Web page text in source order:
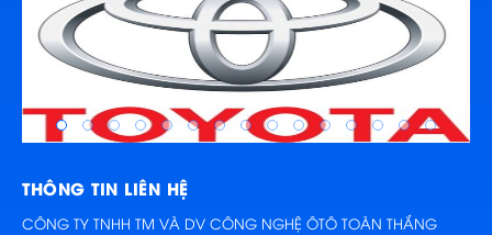
THÔNG TIN LIÊN HỆ
CÔNG TY TNHH TM VÀ DV CÔNG NGHỆ ÔTÔ TOÀN THẮNG